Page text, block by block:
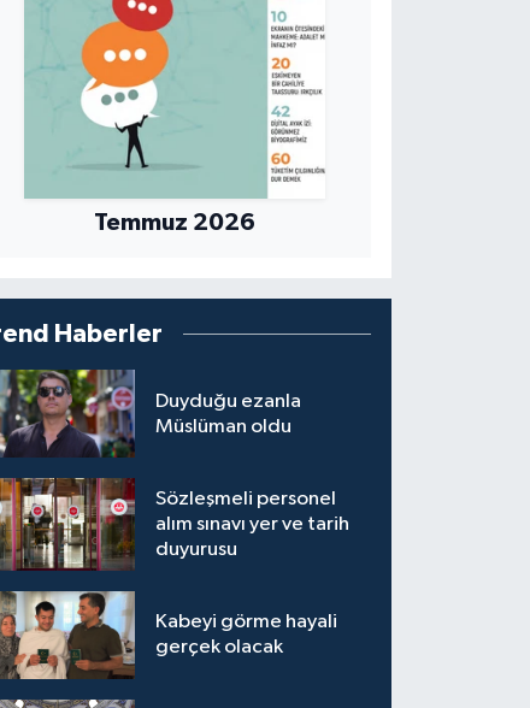
Temmuz 2026
Haberler
Duyduğu ezanla
Müslüman oldu
Sözleşmeli personel
alım sınavı yer ve tarih
duyurusu
Kabeyi görme hayali
gerçek olacak